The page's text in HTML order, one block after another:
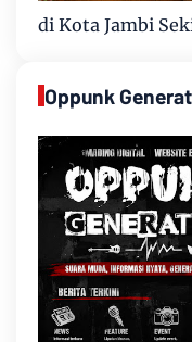
di Kota Jambi
Oppunk